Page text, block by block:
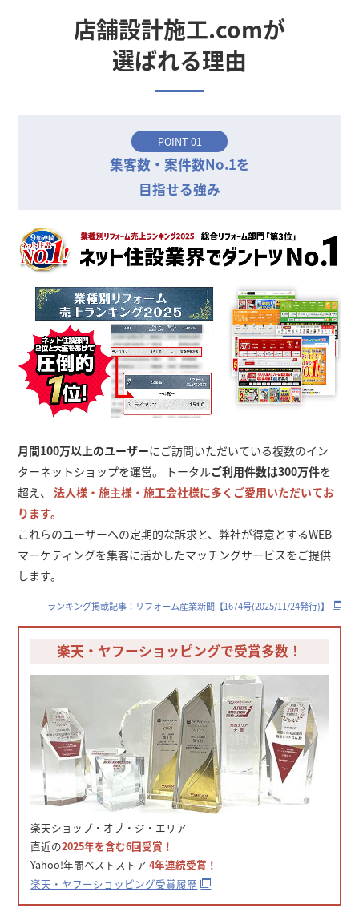
店舗設計施工.comが
選ばれる理由
POINT 01
集客数・案件数No.1を
目指せる強み
月間100万以上のユーザーにご訪問いただいている複数のイン
ターネットショップを運営。 トータルご利用件数は300万件を
超え、法人様・施主様・施工会社様に多くご愛用いただいてお
ります。
これらのユーザーへの定期的な訴求と、弊社が得意とするWEB
マーケティングを集客に活かしたマッチングサービスをご提供
します。
ランキング掲載記事：リフォーム産業新聞【1674号(2025/11/24発行)】
楽天・ヤフーショッピングで受賞多数！
楽天ショップ・オブ・ジ・エリア
直近の2025年を含む6回受賞！
Yahoo!年間ベストストア4年連続受賞！
楽天・ヤフーショッピング受賞履歴